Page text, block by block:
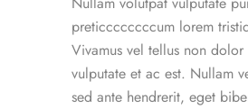
preticcccccccum lorem
Vivamus vel tellus non dolor
vulputate et ac est. Nullam
sed ante hendrerit, eget